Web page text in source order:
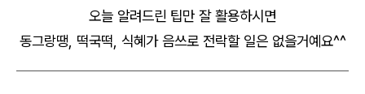
오늘 알려드린 팁만 잘 활용하시면
동그랑땡, 떡국떡, 식혜가 음쓰로 전락할 일은 없을거예요^^